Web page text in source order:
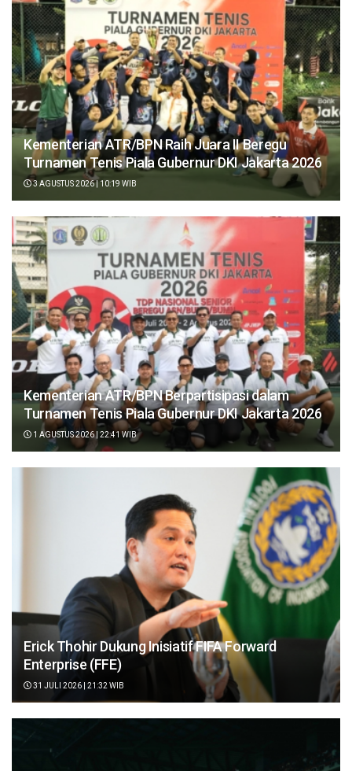
Kementerian ATR/BPN Raih Juara II Beregu
Turnamen Tenis Piala Gubernur DKI Jakarta 2026
3 AGUSTUS 2026 | 10:19 WIB
Kementerian ATR/BPN Berpartisipasi dalam
Turnamen Tenis Piala Gubernur DKI Jakarta 2026
1 AGUSTUS 2026 | 22:41 WIB
Erick Thohir Dukung Inisiatif FIFA Forward
Enterprise (FFE)
31 JULI 2026 | 21:32 WIB